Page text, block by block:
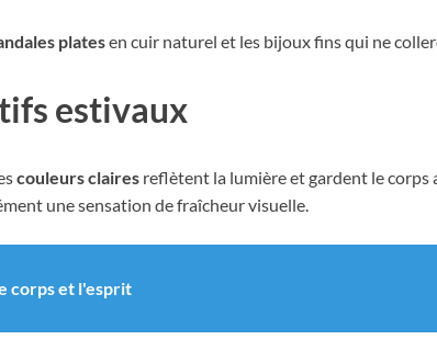
platesen cuir naturel et les bijoux fins qui ne
estivaux
couleurs claires reflètent la lumière et gardent le corps
une sensation de fraîcheur visuelle.
corps et l'esprit